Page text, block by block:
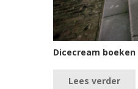
Dicecream boeken
Lees verder